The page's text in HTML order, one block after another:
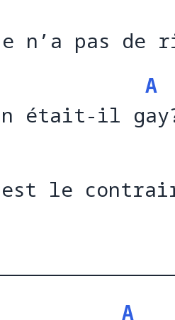
n’a pas de
était-il g
A
a
était-il
le
le
A